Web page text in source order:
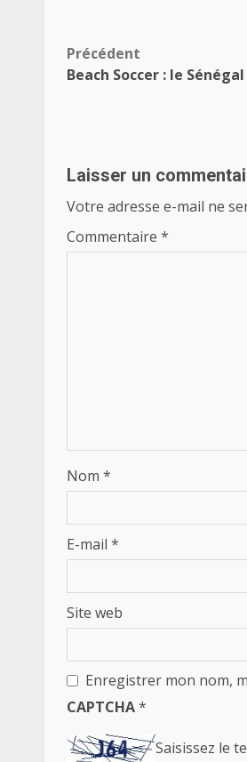
Navigation
Précédent
Beach Soccer : le
Laisser un
Votre adresse e-mail ne
Commentaire *
Nom *
E-mail *
Site web
Enregistrer mon nom,
CAPTCHA*
Saisissez le